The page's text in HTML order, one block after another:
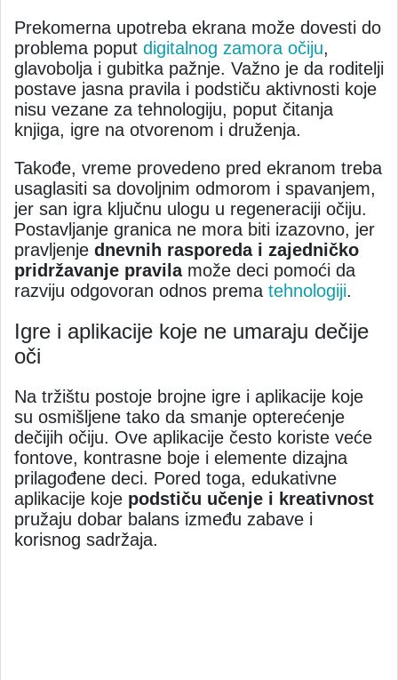
Prekomerna upotreba ekrana može dovesti do
problema poput digitalnog zamora očiju,
glavobolja i gubitka pažnje. Važno je da roditelji
postave jasna pravila i podstiču aktivnosti koje
nisu vezane za tehnologiju, poput čitanja
knjiga, igre na otvorenom i druženja.
Takođe, vreme provedeno pred ekranom treba
usaglasiti sa dovoljnim odmorom i spavanjem,
jer san igra ključnu ulogu u regeneraciji očiju.
Postavljanje granica ne mora biti izazovno, jer
pravljenje dnevnih rasporeda i zajedničko
pridržavanje pravilamože deci pomoći da
razviju odgovoran odnos prema tehnologiji.
Igre i aplikacije koje ne umaraju dečije
oči
Na tržištu postoje brojne igre i aplikacije koje
su osmišljene tako da smanje opterećenje
dečijih očiju. Ove aplikacije često koriste veće
fontove, kontrasne boje i elemente dizajna
prilagođene deci. Pored toga, edukativne
aplikacije koje podstiču učenje i kreativnost
pružaju dobar balans između zabave i
korisnog sadržaja.